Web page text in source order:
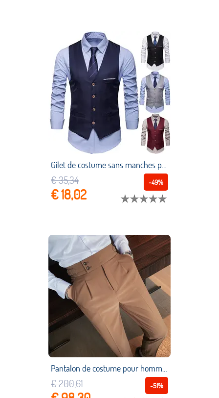
Gilet de costume sans manches pour homme, classique et formel, de couleur unie, à simple boutonnage, nouvelle collection
-49%
€ 35,34
€ 18,02
Pantalon de costume pour homme, classique, grande taille 36, à la mode, décontracté, Slim, pour le travail, fête de mariage
-51%
€ 200,61